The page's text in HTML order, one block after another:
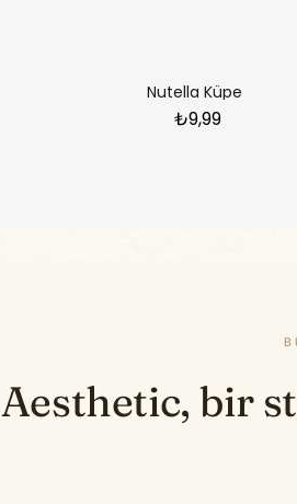
Nutella Küpe
₺9,99
Aesthetic, bir